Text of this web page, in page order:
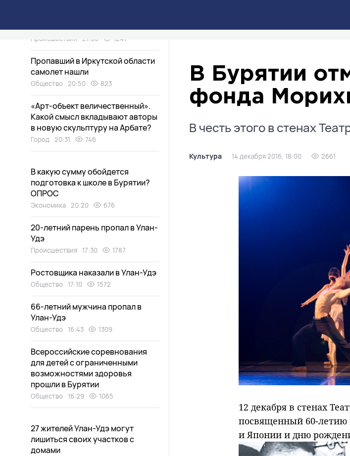
В Бурятии
фонда
В честь этого в стенах
Культура 14 декабря 2016, 18:00 2661
12 декабря в стенах
посвященный 60-летию
и Японии и дню
Происшествия 21:00 1241
Пропавший в Иркутской области
самолет нашли
Общество 20:50 823
«Арт-объект величественный».
Какой смысл вкладывают авторы
в новую скульптуру на Арбате?
Город 20:31 746
В какую сумму обойдется
подготовка к школе в Бурятии?
ОПРОС
Экономика 20:20 676
20-летний парень пропал в Улан-
Удэ
Происшествия 17:30 1787
Ростовщика наказали в Улан-Удэ
Общество 17:10 1572
66-летний мужчина пропал в
Улан-Удэ
Общество 16:43 1309
Всероссийские соревнования
для детей с ограниченными
возможностями здоровья
прошли в Бурятии
Общество 16:29 1065
27 жителей Улан-Удэ могут
лишиться своих участков с
домами